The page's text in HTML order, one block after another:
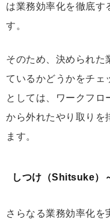
は業務効率化を徹底す
す。
そのため、決められた
ているかどうかをチェ
としては、ワークフロ
から外れたやり取りを
ます。
しつけ（Shitsuke）
さらなる業務効率化を